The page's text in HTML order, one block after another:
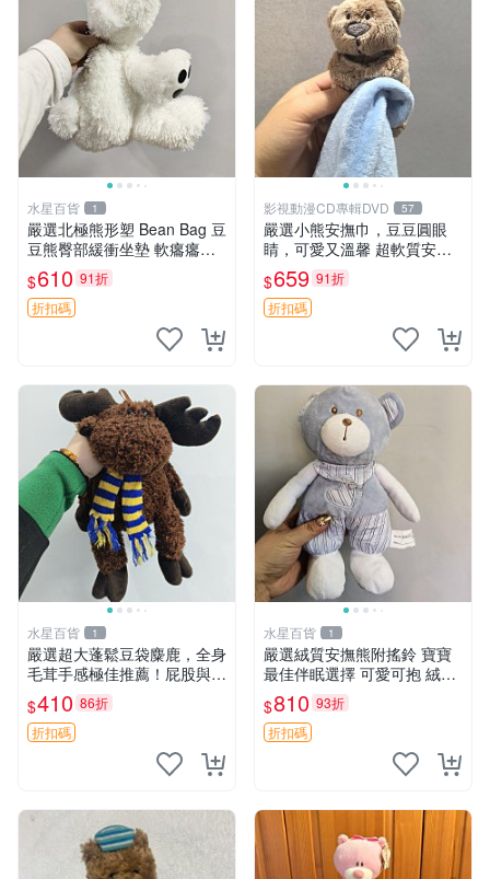
水星百貨 1
嚴選北極熊形塑 Bean Bag 豆
豆熊臀部緩衝坐墊 軟癟癟舒
壓設計 保暖又實用 適合久坐
放松 推薦居家使用 RUSS系
列 豆豆熊屁屁坐墊 3D顆粒結
$610 91折
折扣碼
影視動漫CD專輯DVD 57
嚴選小熊安撫巾，豆豆圓眼
睛，可愛又溫馨 超軟質安撫
巾，豆豆設計，哄睡好幫手
約克豆豆眼安撫巾 數碼豆豆
眼
$659 91折
折扣碼
水星百貨 1
嚴選超大蓬鬆豆袋麋鹿，全身
毛茸手感極佳推薦！屁股與四
肢填充均勻，適合收藏與孩童
共賞。 麋鹿 豆袋 毛茸玩具
$410 86折
折扣碼
水星百貨 1
嚴選絨質安撫熊附搖鈴 寶寶
最佳伴眠選擇 可愛可抱 絨毛
玩具 安撫熊 嬰兒用
$810 93折
折扣碼